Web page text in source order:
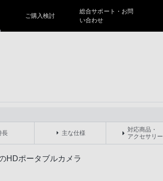
ご購入検討
総合サポート・お問
い合わせ
長 主な仕様
対応商品・
アクセサリー
HDポータブルカメラ